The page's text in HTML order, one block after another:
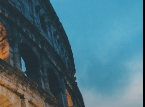
ハイパー縁側@三輪
ハイパー縁側@夢キ
ハイパー縁側@東本
ハイパー縁側@阿倍
ハイパー縁側@新京